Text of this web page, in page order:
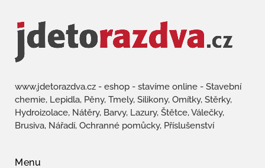
www.jdetorazdva.cz - eshop - stavíme online - Stavební
chemie, Lepidla, Pěny, Tmely, Silikony, Omítky, Stěrky,
Hydroizolace, Nátěry, Barvy, Lazury, Štětce, Válečky,
Brusiva, Nářadí, Ochranné pomůcky, Příslušenství
Menu